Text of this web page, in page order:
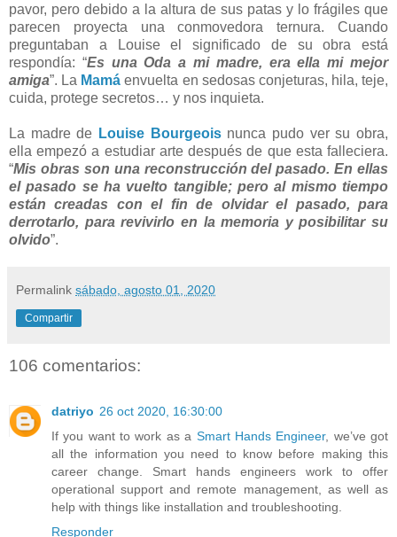
pavor, pero debido a la altura de sus patas y lo frágiles que
parecen proyecta una conmovedora ternura. Cuando
preguntaban a Louise el significado de su obra está
respondía: “Es una Oda a mi madre, era ella mi mejor
amiga”. La Mamá envuelta en sedosas conjeturas, hila, teje,
cuida, protege secretos… y nos inquieta.
La madre de Louise Bourgeoisnunca pudo ver su obra,
ella empezó a estudiar arte después de que esta falleciera.
“Mis obras son una reconstrucción del pasado. En ellas
el pasado se ha vuelto tangible; pero al mismo tiempo
están creadas con el fin de olvidar el pasado, para
derrotarlo, para revivirlo en la memoria y posibilitar su
olvido”.
Permalink sábado, agosto 01, 2020
Compartir
106 comentarios:
datriyo 26 oct 2020, 16:30:00
If you want to work as a Smart Hands Engineer, we’ve got
all the information you need to know before making this
career change. Smart hands engineers work to offer
operational support and remote management, as well as
help with things like installation and troubleshooting.
Responder